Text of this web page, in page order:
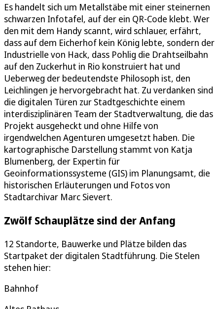
Es handelt sich um Metallstäbe mit einer steinernen
schwarzen Infotafel, auf der ein QR-Code klebt. Wer
den mit dem Handy scannt, wird schlauer, erfährt,
dass auf dem Eicherhof kein König lebte, sondern der
Industrielle von Hack, dass Pohlig die Drahtseilbahn
auf den Zuckerhut in Rio konstruiert hat und
Ueberweg der bedeutendste Philosoph ist, den
Leichlingen je hervorgebracht hat. Zu verdanken sind
die digitalen Türen zur Stadtgeschichte einem
interdisziplinären Team der Stadtverwaltung, die das
Projekt ausgeheckt und ohne Hilfe von
irgendwelchen Agenturen umgesetzt haben. Die
kartographische Darstellung stammt von Katja
Blumenberg, der Expertin für
Geoinformationssysteme (GIS) im Planungsamt, die
historischen Erläuterungen und Fotos von
Stadtarchivar Marc Sievert.
Zwölf Schauplätze sind der Anfang
12 Standorte, Bauwerke und Plätze bilden das
Startpaket der digitalen Stadtführung. Die Stelen
stehen hier:
Bahnhof